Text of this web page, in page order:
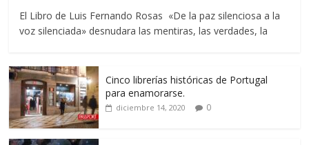
El Libro de Luis Fernando Rosas «De la paz silenciosa a la
voz silenciada» desnudara las mentiras, las verdades, la
Cinco librerías históricas de Portugal
para enamorarse.
diciembre 14, 2020 0